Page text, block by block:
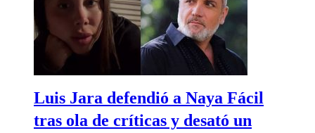
Luis Jara defendió a Naya Fácil
tras ola de críticas y desató un